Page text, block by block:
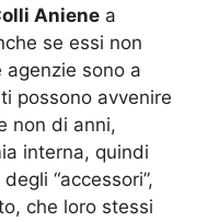
Aniene a
se essi non
sono a
possono avvenire
non di anni,
interna, quindi
“accessori”,
che loro stessi